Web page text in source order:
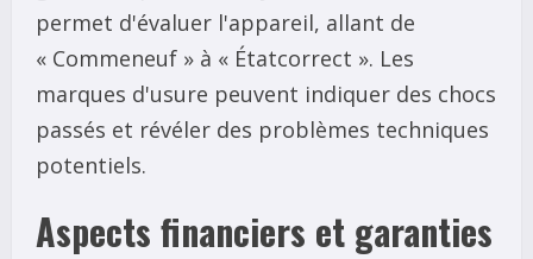
permet d'évaluer l'appareil, allant de
« Commeneuf » à « Étatcorrect ». Les
marques d'usure peuvent indiquer des chocs
passés et révéler des problèmes techniques
potentiels.
Aspects financiers et garanties